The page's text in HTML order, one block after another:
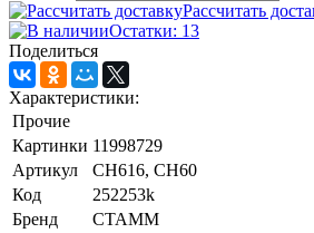
Рассчитать
Остатки: 13
Поделиться
Характеристики:
Прочие
Картинки 11998729
Артикул
СН616, СН60
Код
252253k
Бренд
СТАММ